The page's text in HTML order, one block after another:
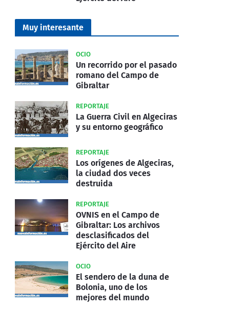
Muy interesante
OCIO
Un recorrido por el pasado
romano del Campo de
Gibraltar
REPORTAJE
La Guerra Civil en Algeciras
y su entorno geográfico
REPORTAJE
Los orígenes de Algeciras,
la ciudad dos veces
destruida
REPORTAJE
OVNIS en el Campo de
Gibraltar: Los archivos
desclasificados del
Ejército del Aire
OCIO
El sendero de la duna de
Bolonia, uno de los
mejores del mundo